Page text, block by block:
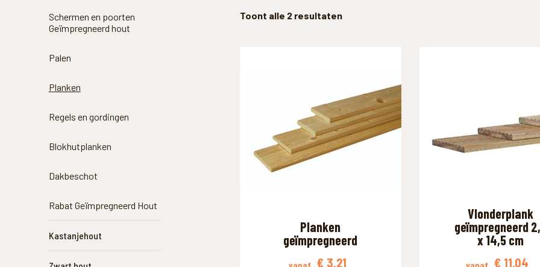
Schermen en poorten
Geïmpregneerd hout
Palen
Planken
Regels en gordingen
Blokhutplanken
Dakbeschot
Rabat Geïmpregneerd Hout
Kastanjehout
Toont alle 2 resultaten
Planken
geïmpregneerd
vanaf € 3,21
Vlonderplank
geïmpregneerd
x 14,5 cm
vanaf € 11,04